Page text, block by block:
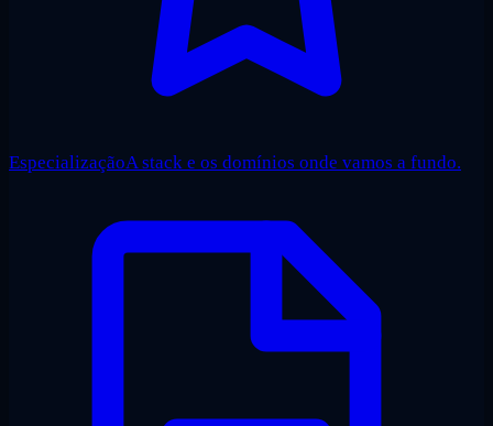
EspecializaçãoA stack e os domínios onde vamos a fundo.